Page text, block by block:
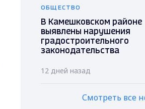
ОБЩЕСТВО
В Камешковском районе
выявлены нарушения
градостроительного
законодательства
12 дней назад
Смотреть все